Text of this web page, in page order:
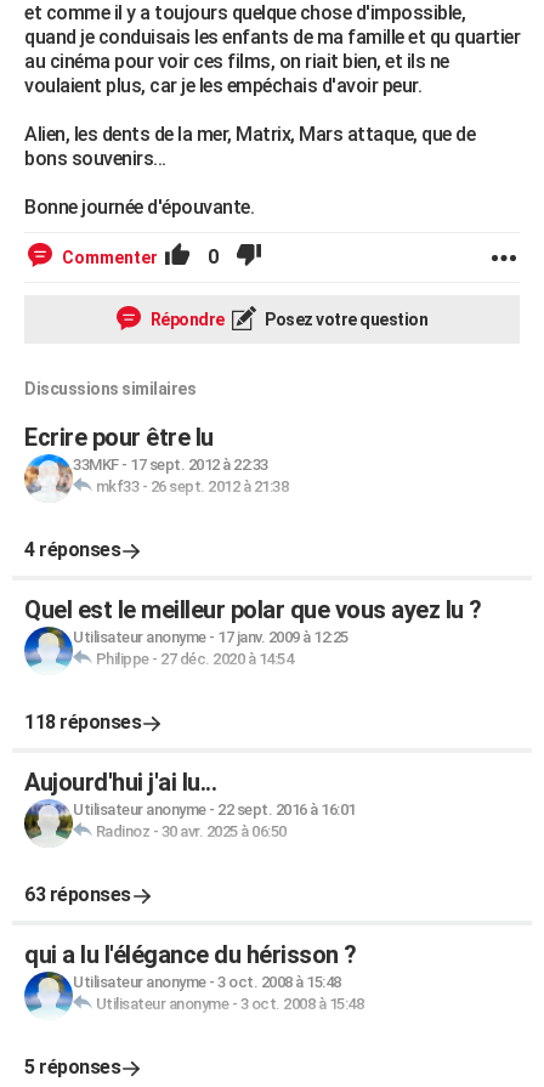
et comme il y a toujours quelque chose d'impossible,
quand je conduisais les enfants de ma famille et qu quartier
au cinéma pour voir ces films, on riait bien, et ils ne
voulaient plus, car je les empéchais d'avoir peur.
Alien, les dents de la mer, Matrix, Mars attaque, que de
bons souvenirs...
Bonne journée d'épouvante.
Commenter 0
Répondre Posez votre question
Discussions similaires
Ecrire pour être lu
33MKF- 17 sept. 2012 à 22:33
mkf33- 26 sept. 2012 à 21:38
4 réponses
Quel est le meilleur polar que vous ayez lu ?
Utilisateur anonyme- 17 janv. 2009 à 12:25
Philippe- 27 déc. 2020 à 14:54
118 réponses
Aujourd'hui j'ai lu...
Utilisateur anonyme- 22 sept. 2016 à 16:01
Radinoz - 30 avr. 2025 à 06:50
63 réponses
qui a lu l'élégance du hérisson ?
Utilisateur anonyme- 3 oct. 2008 à 15:48
Utilisateur anonyme- 3 oct. 2008 à 15:48
5 réponses